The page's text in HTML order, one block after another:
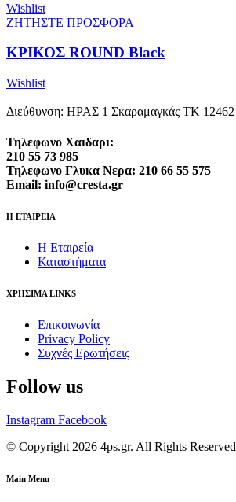
Wishlist
ΖΗΤΗΣΤΕ ΠΡΟΣΦΟΡΑ
ΚΡΙΚΟΣ ROUND Black
Wishlist
Διεύθυνση: ΗΡΑΣ 1 Σκαραμαγκάς ΤΚ 12462
Τηλεφωνο Χαιδαρι:
210 55 73 985
Τηλεφωνο Γλυκα Νερα: 210 66 55 575
Email: info@cresta.gr
Η ΕΤΑΙΡΕΙΑ
Η Εταιρεία
Καταστήματα
ΧΡΗΣΙΜΑ LINKS
Επικοινωνία
Privacy Policy
Συχνές Ερωτήσεις
Follow us
Instagram Facebook
© Copyright 2026 4ps.gr. All Rights Reserved
Main Menu